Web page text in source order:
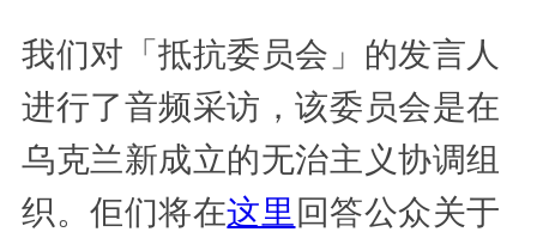
我们对「抵抗委员会」的发言人
进行了音频采访，该委员会是在
乌克兰新成立的无治主义协调组
织。佢们将在这里 回答公众关于